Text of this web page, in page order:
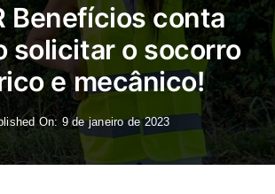
Benefícios conta
solicitar o socorro
e mecânico!
On: 9 de janeiro de 2023